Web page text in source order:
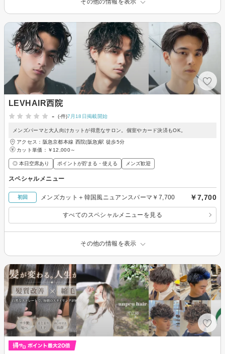
LEVHAIR西院
-
(-件)7月18日掲載開始
メンズパーマと大人向けカットが得意なサロン。個室やカード決済もOK。
アクセス：阪急京都本線 西院(阪急)駅 徒歩5分
カット単価： ￥12,000～
◎ 本日空席あり ポイントが貯まる・使える メンズ歓迎
スペシャルメニュー
初回 メンズカット＋韓国風ニュアンスパーマ￥7,700 ￥7,700
すべてのスペシャルメニューを見る
その他の情報を表示